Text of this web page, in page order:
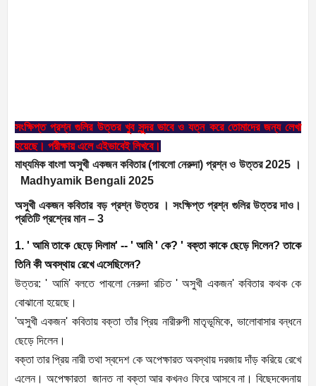
সংক্ষিপ্ত প্রশ্ন গুলির উত্তর খুব সুন্দর ভাবে ও যত্ন করে তোমাদের জন্য লেখা
হয়েছে। পরীক্ষায় এলে এইভাবেই লিখবে।
মাধ্যমিক বাংলা অসুখী একজন কবিতার (পাবলো নেরুদা) প্রশ্ন ও উত্তর 2025 ।
Madhyamik Bengali 2025
অসুখী একজন কবিতার বড় প্রশ্ন উত্তর । সংক্ষিপ্ত প্রশ্ন গুলির উত্তর দাও।
প্রতিটি প্রশ্নের মান – 3
1. ' আমি তাকে ছেড়ে দিলাম' -- ' আমি ' কে? ' বক্তা কাকে ছেড়ে দিলেন? তাকে
তিনি কী অবস্থায় রেখে এসেছিলেন?
উত্তর: ' আমি' বলতে পাবলো নেরুদা রচিত ' অসুখী একজন' কবিতার কথক কে
বোঝানো হয়েছে।
'অসুখী একজন' কবিতায় বক্তা তাঁর প্রিয় নারীরুপী মাতৃভূমিকে, ভালোবাসার বন্ধনে
ছেড়ে দিলেন।
বক্তা তার প্রিয় নারী তথা স্বদেশ কে অপেক্ষারত অবস্থায় দরজায় দাঁড় করিয়ে রেখে
এলেন। অপেক্ষারতা জানত না বক্তা আর কখনও ফিরে আসবে না। বিছেদবেদনায়